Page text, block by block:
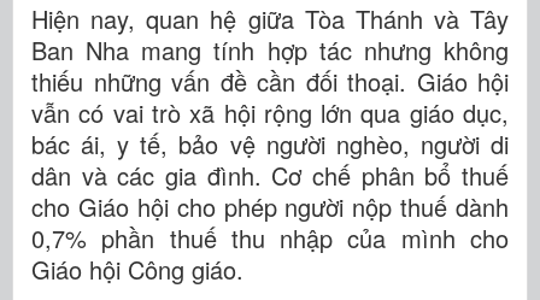
Hiện nay, quan hệ giữa Tòa Thánh và Tây
Ban Nha mang tính hợp tác nhưng không
thiếu những vấn đề cần đối thoại. Giáo hội
vẫn có vai trò xã hội rộng lớn qua giáo dục,
bác ái, y tế, bảo vệ người nghèo, người di
dân và các gia đình. Cơ chế phân bổ thuế
cho Giáo hội cho phép người nộp thuế dành
0,7% phần thuế thu nhập của mình cho
Giáo hội Công giáo.